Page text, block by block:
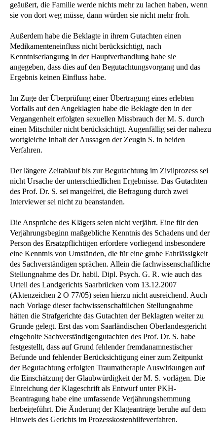
geäußert, die Familie werde nichts mehr zu lachen haben, wenn
sie von dort weg müsse, dann würden sie nicht mehr froh.
Außerdem habe die Beklagte in ihrem Gutachten einen
Medikamenteneinfluss nicht berücksichtigt, nach
Kenntniserlangung in der Hauptverhandlung habe sie
angegeben, dass dies auf den Begutachtungsvorgang und das
Ergebnis keinen Einfluss habe.
Im Zuge der Überprüfung einer Übertragung eines erlebten
Vorfalls auf den Angeklagten habe die Beklagte den in der
Vergangenheit erfolgten sexuellen Missbrauch der M. S. durch
einen Mitschüler nicht berücksichtigt. Augenfällig sei der nahezu
wortgleiche Inhalt der Aussagen der Zeugin S. in beiden
Verfahren.
Der längere Zeitablauf bis zur Begutachtung im Zivilprozess sei
nicht Ursache der unterschiedlichen Ergebnisse. Das Gutachten
des Prof. Dr. S. sei mangelfrei, die Befragung durch zwei
Interviewer sei nicht zu beanstanden.
Die Ansprüche des Klägers seien nicht verjährt. Eine für den
Verjährungsbeginn maßgebliche Kenntnis des Schadens und der
Person des Ersatzpflichtigen erfordere vorliegend insbesondere
eine Kenntnis von Umständen, die für eine grobe Fahrlässigkeit
des Sachverständigen sprächen. Allein die fachwissenschaftliche
Stellungnahme des Dr. habil. Dipl. Psych. G. R. wie auch das
Urteil des Landgerichts Saarbrücken vom 13.12.2007
(Aktenzeichen 2 O 77/05) seien hierzu nicht ausreichend. Auch
nach Vorlage dieser fachwissenschaftlichen Stellungnahme
hätten die Strafgerichte das Gutachten der Beklagten weiter zu
Grunde gelegt. Erst das vom Saarländischen Oberlandesgericht
eingeholte Sachverständigengutachten des Prof. Dr. S. habe
festgestellt, dass auf Grund fehlender fremdanamnestischer
Befunde und fehlender Berücksichtigung einer zum Zeitpunkt
der Begutachtung erfolgten Traumatherapie Auswirkungen auf
die Einschätzung der Glaubwürdigkeit der M. S. vorlägen. Die
Einreichung der Klageschrift als Entwurf unter PKH-
Beantragung habe eine umfassende Verjährungshemmung
herbeigeführt. Die Änderung der Klageanträge beruhe auf dem
Hinweis des Gerichts im Prozesskostenhilfeverfahren.